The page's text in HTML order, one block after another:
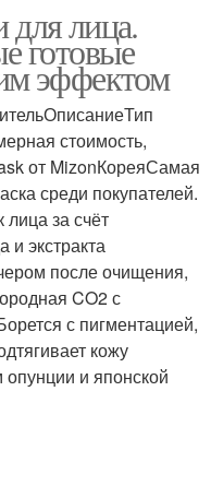
лица.
готовые
эффектом
стоимость,
от MizonКореяСамая
среди покупателей.
за счёт
и экстракта
после очищения,
CO2 с
с пигментацией,
кожу
опунции и японской